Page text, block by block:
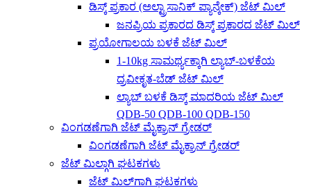
ಡಿಸ್ಕ್ ಪ್ರಕಾರ (ಅಲ್ಟ್ರಾಸಾನಿಕ್ ಪ್ಯಾನ್ಕೇಕ್) ಜೆಟ್ ಮಿಲ್
ಜನಪ್ರಿಯ ಪ್ರಕಾರದ ಡಿಸ್ಕ್ ಪ್ರಕಾರದ ಜೆಟ್ ಮಿಲ್
ಪ್ರಯೋಗಾಲಯ ಬಳಕೆ ಜೆಟ್ ಮಿಲ್
1-10kg ಸಾಮರ್ಥ್ಯಕ್ಕಾಗಿ ಲ್ಯಾಬ್-ಬಳಕೆಯ
ದ್ರವೀಕೃತ-ಬೆಡ್ ಜೆಟ್ ಮಿಲ್
ಲ್ಯಾಬ್ ಬಳಕೆ ಡಿಸ್ಕ್ ಮಾದರಿಯ ಜೆಟ್ ಮಿಲ್
QDB-50 QDB-100 QDB-150
ವಿಂಗಡಣೆಗಾಗಿ ಜೆಟ್ ಮೈಕ್ರಾನ್ ಗ್ರೇಡರ್
ವಿಂಗಡಣೆಗಾಗಿ ಜೆಟ್ ಮೈಕ್ರಾನ್ ಗ್ರೇಡರ್
ಜೆಟ್ ಮಿಲ್ಗಾಗಿ ಘಟಕಗಳು
ಜೆಟ್ ಮಿಲ್‌ಗಾಗಿ ಘಟಕಗಳು